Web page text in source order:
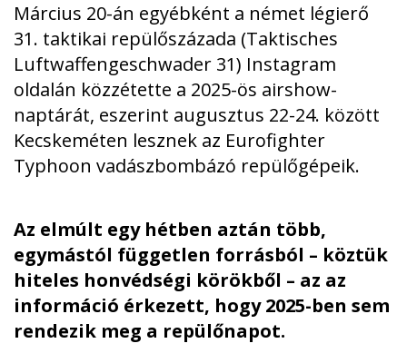
Március 20-án egyébként a német légierő
31. taktikai repülőszázada (Taktisches
Luftwaffengeschwader 31) Instagram
oldalán közzétette a 2025-ös airshow-
naptárát, eszerint augusztus 22-24. között
Kecskeméten lesznek az Eurofighter
Typhoon vadászbombázó repülőgépeik.
Az elmúlt egy hétben aztán több,
egymástól független forrásból – köztük
hiteles honvédségi körökből – az az
információ érkezett, hogy 2025-ben sem
rendezik meg a repülőnapot.